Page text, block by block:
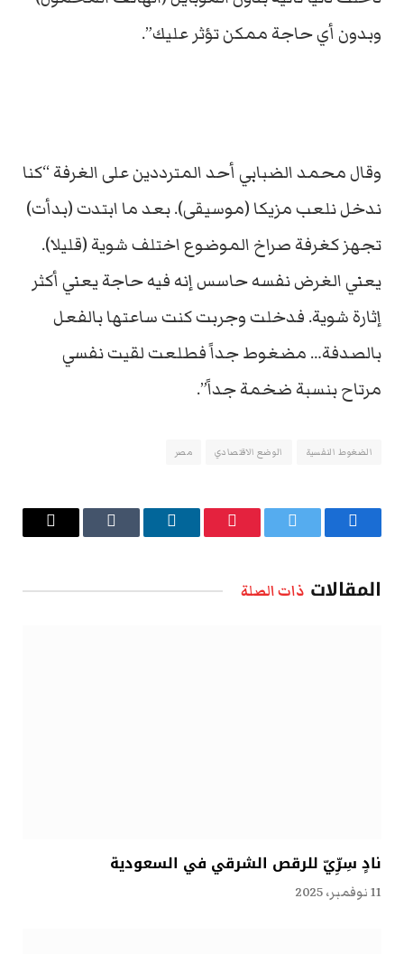
وبدون أي حاجة ممكن تؤثر عليك”.
وقال محمد الضبابي أحد المترددين على الغرفة “كنا
ندخل نلعب مزيكا (موسيقى). بعد ما ابتدت (بدأت)
تجهز كغرفة صراخ الموضوع اختلف شوية (قليلا).
يعني الغرض نفسه حاسس إنه فيه حاجة يعني أكثر
إثارة شوية. فدخلت وجربت كنت ساعتها بالفعل
بالصدفة… مضغوط جداً فطلعت لقيت نفسي
مرتاح بنسبة ضخمة جداً”.
الضغوط النفسية الوضع الاقتصادي مصر
فيسبوك تويتر بينتيريستلينكدإن Tumblr
البريد
المقالات ذات الصلة
نادٍ سِرِّيّ للرقص الشرقي في السعودية
11 نوفمبر، 2025